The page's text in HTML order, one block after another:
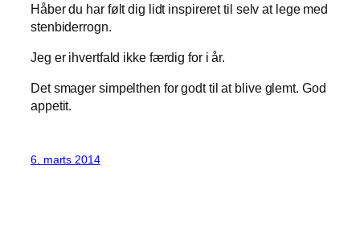
Håber du har følt dig lidt inspireret til selv at lege med
stenbiderrogn.
Jeg er ihvertfald ikke færdig for i år.
Det smager simpelthen for godt til at blive glemt. God
appetit.
6. marts 2014